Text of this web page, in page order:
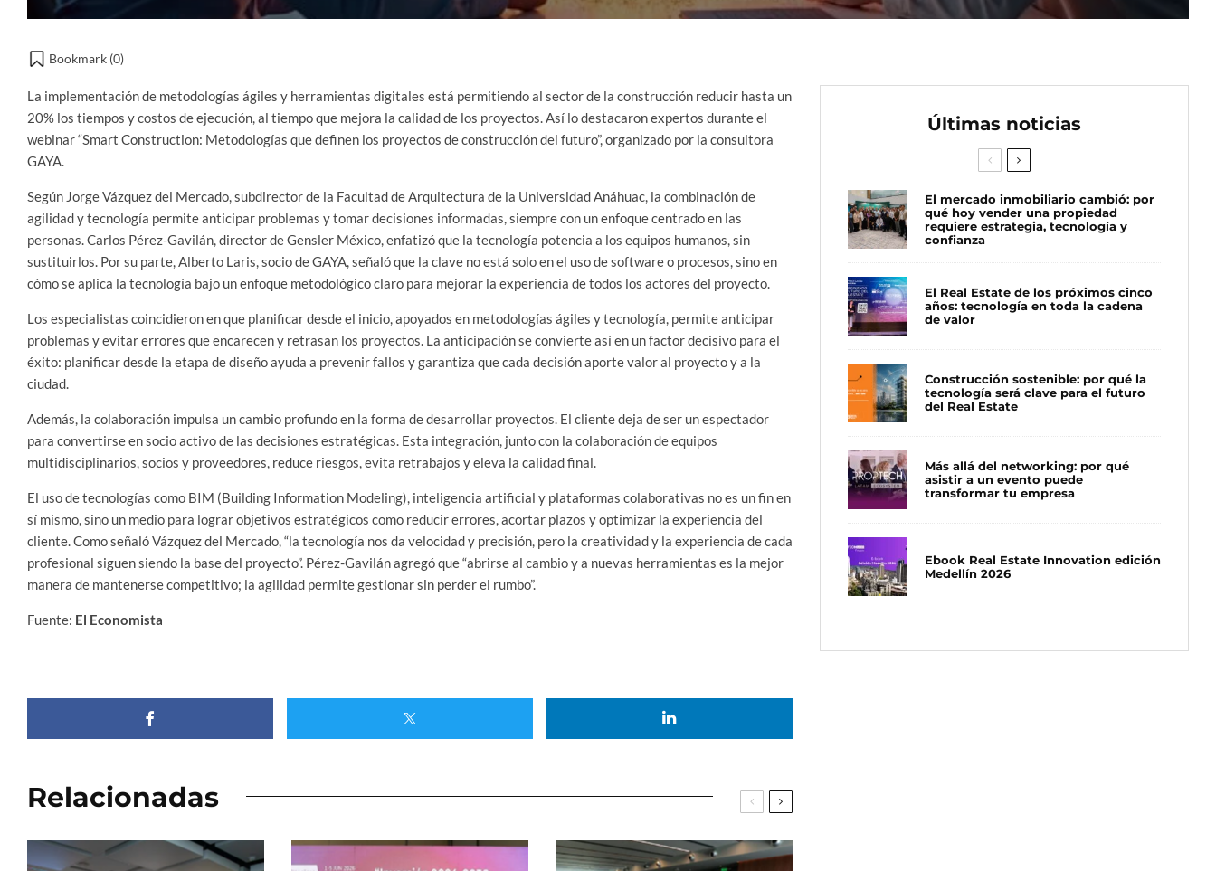
Bookmark (0)
La implementación de metodologías ágiles y herramientas digitales está permitiendo al sector de la construcción reducir hasta un
20% los tiempos y costos de ejecución, al tiempo que mejora la calidad de los proyectos. Así lo destacaron expertos durante el
webinar “Smart Construction: Metodologías que definen los proyectos de construcción del futuro”, organizado por la consultora
GAYA.
Según Jorge Vázquez del Mercado, subdirector de la Facultad de Arquitectura de la Universidad Anáhuac, la combinación de
agilidad y tecnología permite anticipar problemas y tomar decisiones informadas, siempre con un enfoque centrado en las
personas. Carlos Pérez-Gavilán, director de Gensler México, enfatizó que la tecnología potencia a los equipos humanos, sin
sustituirlos. Por su parte, Alberto Laris, socio de GAYA, señaló que la clave no está solo en el uso de software o procesos, sino en
cómo se aplica la tecnología bajo un enfoque metodológico claro para mejorar la experiencia de todos los actores del proyecto.
Los especialistas coincidieron en que planificar desde el inicio, apoyados en metodologías ágiles y tecnología, permite anticipar
problemas y evitar errores que encarecen y retrasan los proyectos. La anticipación se convierte así en un factor decisivo para el
éxito: planificar desde la etapa de diseño ayuda a prevenir fallos y garantiza que cada decisión aporte valor al proyecto y a la
ciudad.
Además, la colaboración impulsa un cambio profundo en la forma de desarrollar proyectos. El cliente deja de ser un espectador
para convertirse en socio activo de las decisiones estratégicas. Esta integración, junto con la colaboración de equipos
multidisciplinarios, socios y proveedores, reduce riesgos, evita retrabajos y eleva la calidad final.
El uso de tecnologías como BIM (Building Information Modeling), inteligencia artificial y plataformas colaborativas no es un fin en
sí mismo, sino un medio para lograr objetivos estratégicos como reducir errores, acortar plazos y optimizar la experiencia del
cliente. Como señaló Vázquez del Mercado, “la tecnología nos da velocidad y precisión, pero la creatividad y la experiencia de cada
profesional siguen siendo la base del proyecto”. Pérez-Gavilán agregó que “abrirse al cambio y a nuevas herramientas es la mejor
manera de mantenerse competitivo; la agilidad permite gestionar sin perder el rumbo”.
Fuente: El Economista
Relacionadas
Últimas noticias
El mercado inmobiliario cambió: por
qué hoy vender una propiedad
requiere estrategia, tecnología y
confianza
El Real Estate de los próximos cinco
años: tecnología en toda la cadena
de valor
Construcción sostenible: por qué la
tecnología será clave para el futuro
del Real Estate
Más allá del networking: por qué
asistir a un evento puede
transformar tu empresa
Ebook Real Estate Innovation edición
Medellín 2026